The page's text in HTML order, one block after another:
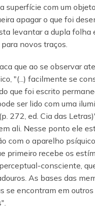
superfície com um
apagar o que foi
levantar a dupla folha
novos traços.
que ao se observar
"(...) facilmente se
que foi escrito
ser lido com uma
272, ed. Cia das
ali. Nesse ponto ele
com o aparelho
primeiro recebe os
consciente,
As bases das
se encontram em